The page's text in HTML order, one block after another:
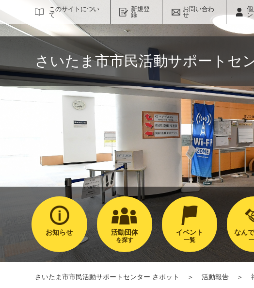
このサイトについ
て
新規登
録
お問い合わ
せ
ン
さいたま市市民活動サポートセ
お知らせ 活動団体
を探す
イベント
一覧
なん
さいたま市市民活動サポートセンター さポット ＞ 活動報告 ＞